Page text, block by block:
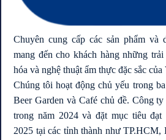
Chuyên cung cấp các sản phẩm và
mang đến cho khách hàng những
hóa và nghệ thuật ẩm thực đặc sắc
Chúng tôi hoạt động chủ yếu trong
Beer Garden và Café chủ đề. Công
trong năm 2024 và đặt mục tiêu
2025 tại các tỉnh thành như